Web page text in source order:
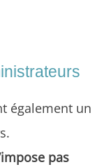
également un
pas